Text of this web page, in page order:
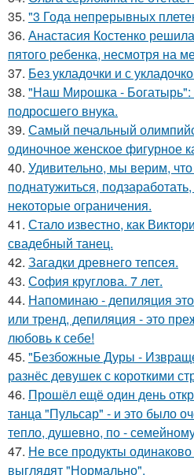
35. "3 Года непрерывных
36. Анастасия Костенко
пятого ребенка, несмотря на
37. Без укладочки и с
38. "Наш Мирошка - Богатырь":
подросшего внука.
39. Самый печальный
одиночное женское фигурное
40. Удивительно, мы верим,
поднатужиться,
некоторые ограничения.
41. Стало известно, как
свадебный танец.
42. Загадки древнего тепсея.
43. София круглова. 7 лет.
44. Напоминаю - депиляция
или тренд, депиляция - это
любовь к себе!
45. "Безбожные Дуры -
разнёс девушек с короткими
46. Прошёл ещё один день
танца "Пульсар" - и это было
тепло, душевно, по -
47. Не все продукты
выглядят "Нормально".